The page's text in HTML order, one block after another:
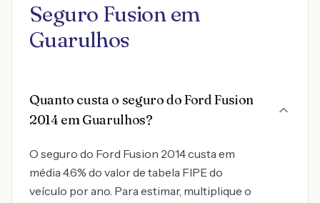
Seguro Fusion em
Guarulhos
Quanto custa o seguro do Ford Fusion
2014 em Guarulhos?
O seguro do Ford Fusion 2014 custa em
média 4.6% do valor de tabela FIPE do
veículo por ano. Para estimar, multiplique o